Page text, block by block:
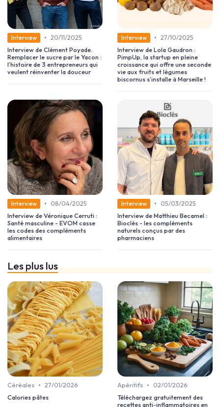
Interview • 20/11/2025
Interview de Clément Poyade.
Remplacer le sucre par le Yacon :
l’histoire de 3 entrepreneurs qui
veulent réinventer la douceur
Interview • 27/10/2025
Interview de Lola Gaudron :
PimpUp, la startup en pleine
croissance qui offre une seconde
vie aux fruits et légumes
biscornus s’installe à Marseille !
Interview •
08/04/2025
Interview de Véronique Cerruti :
Santé masculine - EVOM casse
les codes des compléments
alimentaires
Interview •
05/03/2025
Interview de Matthieu Becamel :
Bioclès - les compléments
naturels conçus par des
pharmaciens
Les plus lus
Céréales • 27/01/2026
Calories pâtes
Apéritifs •
02/01/2026
Téléchargez gratuitement des
recettes anti-inflammatoires en